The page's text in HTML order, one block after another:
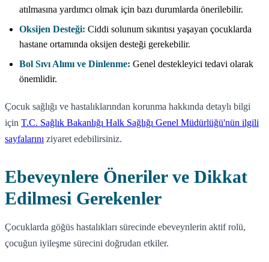
atılmasına yardımcı olmak için bazı durumlarda önerilebilir.
Oksijen Desteği: Ciddi solunum sıkıntısı yaşayan çocuklarda
hastane ortamında oksijen desteği gerekebilir.
Bol Sıvı Alımı ve Dinlenme: Genel destekleyici tedavi olarak
önemlidir.
Çocuk sağlığı ve hastalıklarından korunma hakkında detaylı bilgi
için T.C. Sağlık Bakanlığı Halk Sağlığı Genel Müdürlüğü'nün ilgili
sayfalarını ziyaret edebilirsiniz.
Ebeveynlere Öneriler ve Dikkat
Edilmesi Gerekenler
Çocuklarda göğüs hastalıkları sürecinde ebeveynlerin aktif rolü,
çocuğun iyileşme sürecini doğrudan etkiler.